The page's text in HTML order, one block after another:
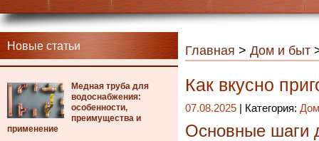
Новые статьи
Медная труба для
водоснабжения:
особенности,
преимущества и
применение
Главная > Дом и быт
Как вкусно
07.08.2025 | Категория:
Основные шаги